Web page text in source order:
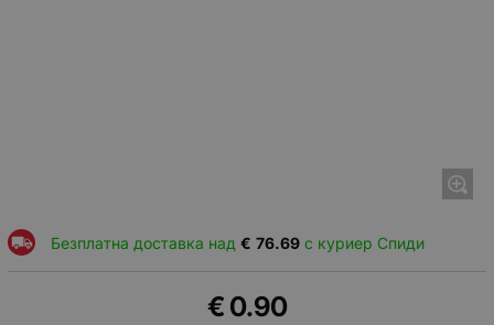
Безплатна доставка над 76.69
€ с куриер Спиди
0.90
€